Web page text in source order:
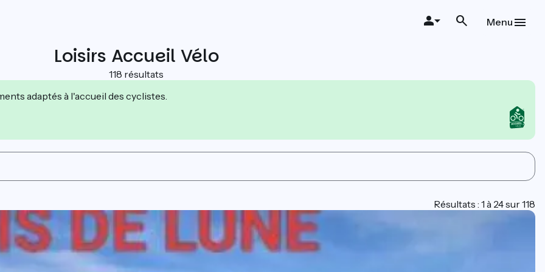
Menu
Loisirs Accueil Vélo
118 résultats
adaptés à l'accueil des cyclistes.
Résultats : 1 à 24 sur 118